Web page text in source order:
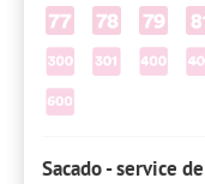
Sacado - service